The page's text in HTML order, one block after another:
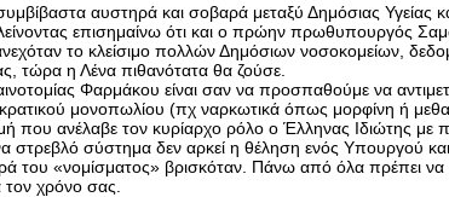
αυστηρά και σοβαρά μεταξύ Δημόσιας Υγείας
επισημαίνω ότι και ο πρώην πρωθυπουργός
το κλείσιμο πολλών Δημόσιων νοσοκομείων,
τώρα η Λένα πιθανότατα θα ζούσε.
Φαρμάκου είναι σαν να προσπαθούμε να
μονοπωλίου (πχ ναρκωτικά όπως μορφίνη ή
που ανέλαβε τον κυρίαρχο ρόλο ο Έλληνας Ιδιώτης με
σύστημα δεν αρκεί η θέληση ενός Υπουργού
«νομίσματος» βρισκόταν. Πάνω από όλα πρέπει να
χρόνο σας.